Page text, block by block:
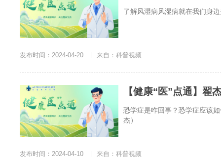
了解风湿病风湿病就在我们身
发布时间：2024-04-20 来自：科普视频
【健康“医”点通】翟
恐学症是咋回事？恐学症应该
杰）
发布时间：2024-04-10 来自：科普视频